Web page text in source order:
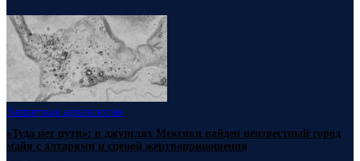
Запретная археология
«Туда нет пути»: в джунглях Мексики найден неизвестный город
майя с алтарями и сценой жертвоприношения